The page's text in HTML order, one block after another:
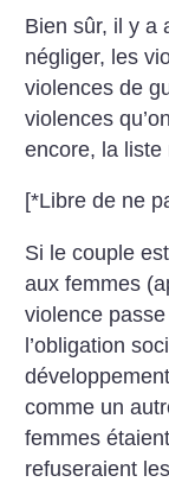
Bien sûr, il y a
négliger, les
violences de
violences
encore, la liste
[*Libre de ne
Si le couple
aux femmes
violence
l’obligation
comme un
femmes
refuseraient